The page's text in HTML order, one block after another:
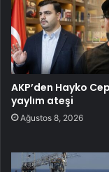
AKP’den Hayko
yaylım ateşi
Ağustos 8, 2026